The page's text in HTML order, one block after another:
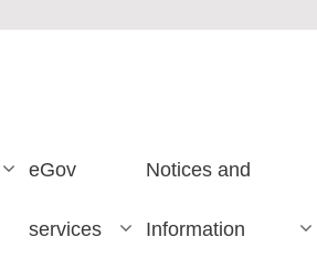
eGov
services
Notices and
Information